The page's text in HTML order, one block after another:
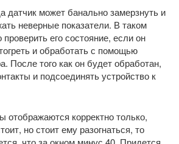
датчик может банально замерзнуть и
неверные показатели. В таком
его состояние, если он
и обработать с помощью
После того как он будет обработан,
и подсоединять устройство к
отображаются корректно только,
но стоит ему разогнаться, то